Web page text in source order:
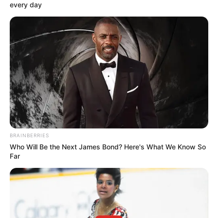
O incômodo dacoceira no couro
cabeludo.
—Foto/Reprodução/Freepik.
5. Oleosidade excessiva também pode estar na origem do
problema
Um couro cabeludo oleoso também pode coçar! À medida que a
oleosidade se forma ao longo do dia, é normal sentir alguma
coceira na raiz do cabelo. No entanto, isto acontece especialmente
em quem tem excesso de óleo, já que uma produção regularizada
de coceira.
6. Fungos e micoses podem se alojar na região
Além da caspa, outros fungos e micoses também podem se
desenvolver no couro cabeludo. Dormir com os cabelos molhados
every day
BRAINBERRIES
Who Will Be the Next James Bond? Here's What We Know So
Far